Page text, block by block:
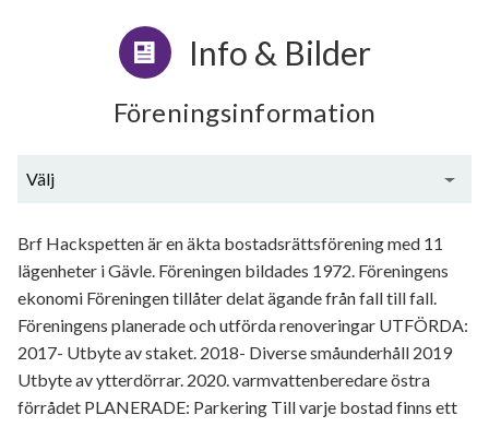
Info & Bilder
Föreningsinformation
Välj
Brf Hackspetten är en äkta bostadsrättsförening med 11
lägenheter i Gävle. Föreningen bildades 1972. Föreningens
ekonomi Föreningen tillåter delat ägande från fall till fall.
Föreningens planerade och utförda renoveringar UTFÖRDA:
2017- Utbyte av staket. 2018- Diverse småunderhåll 2019
Utbyte av ytterdörrar. 2020. varmvattenberedare östra
förrådet PLANERADE: Parkering Till varje bostad finns ett